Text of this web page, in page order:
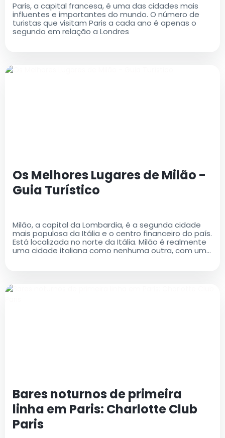
Paris, a capital francesa, é uma das cidades mais
influentes e importantes do mundo. O número de
turistas que visitam Paris a cada ano é apenas o
segundo em relação a Londres
Os Melhores Lugares de Milão -
Guia Turístico
Milão, a capital da Lombardia, é a segunda cidade
mais populosa da Itália e o centro financeiro do país.
Está localizada no norte da Itália. Milão é realmente
uma cidade italiana como nenhuma outra, com uma
Bares noturnos de primeira
linha em Paris: Charlotte Club
Paris